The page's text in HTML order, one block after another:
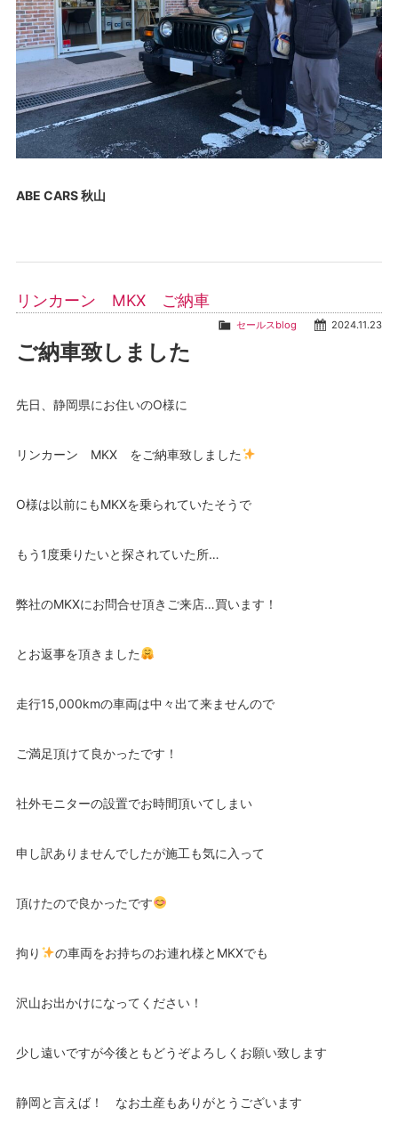
ABE CARS 秋山
リンカーン MKX ご納車
2024.11.23
セールスblog
ご納車致しました
先日、静岡県にお住いのO様に
リンカーン MKX をご納車致しました
O様は以前にもMKXを乗られていたそうで
もう1度乗りたいと探されていた所…
弊社のMKXにお問合せ頂きご来店…買います！
とお返事を頂きました
走行15,000kmの車両は中々出て来ませんので
ご満足頂けて良かったです！
社外モニターの設置でお時間頂いてしまい
申し訳ありませんでしたが施工も気に入って
頂けたので良かったです
拘り の車両をお持ちのお連れ様とMKXでも
沢山お出かけになってください！
少し遠いですが今後ともどうぞよろしくお願い致します
静岡と言えば！ なお土産もありがとうございます